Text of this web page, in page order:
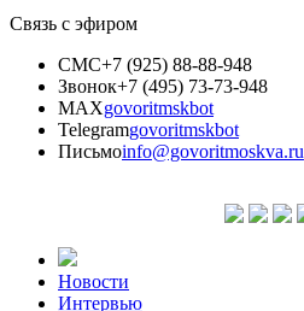
Связь с эфиром
СМС+7 (925) 88-88-948
Звонок+7 (495) 73-73-948
MAXgovoritmskbot
Telegramgovoritmskbot
Письмоinfo@govoritmoskva.ru
Новости
Интервью